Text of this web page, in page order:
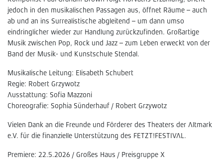
jedoch in den musikalischen Passagen aus, öffnet Räume – auch
ab und an ins Surrealistische abgleitend – um dann umso
eindringlicher wieder zur Handlung zurückzufinden. Großartige
Musik zwischen Pop, Rock und Jazz – zum Leben erweckt von der
Band der Musik- und Kunstschule Stendal.
Musikalische Leitung: Elisabeth Schubert
Regie: Robert Grzywotz
Ausstattung: Sofia Mazzoni
Choreografie: Sophia Sünderhauf / Robert Grzywotz
Vielen Dank an die Freunde und Förderer des Theaters der Altmark
e.V. für die finanzielle Unterstützung des FETZT!FESTIVAL.
Premiere: 22.5.2026 / Großes Haus / Preisgruppe X